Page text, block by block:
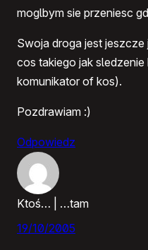
moglbym sie przeniesc
Swoja droga jest
cos takiego jak
komunikator of kos).
Pozdrawiam :)
Odpowiedz
Ktoś… | …tam
19/10/2005